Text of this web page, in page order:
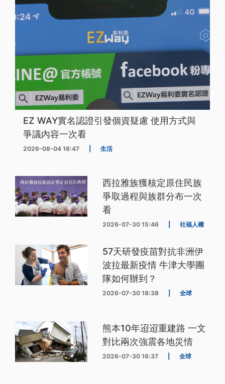
EZ WAY實名認證引發個資疑慮 使用方式與
爭議內容一次看
2026-08-04 16:47 生活
西拉雅族獲核定原住民族
爭取過程與族群分布一次
看
2026-07-30 15:46 社福人權
57天研發疫苗對抗非洲伊
波拉最新疫情 牛津大學團
隊如何辦到？
2026-07-30 18:38 全球
熊本10年迢迢重建路 一文
對比兩次強震各地災情
2026-07-30 16:37 全球